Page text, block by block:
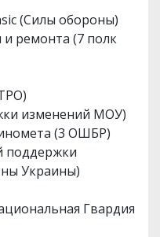
(Силы обороны)
ремонта (7 полк
изменений МОУ)
(3 ОШБР)
поддержки
Украины)
Гвардия